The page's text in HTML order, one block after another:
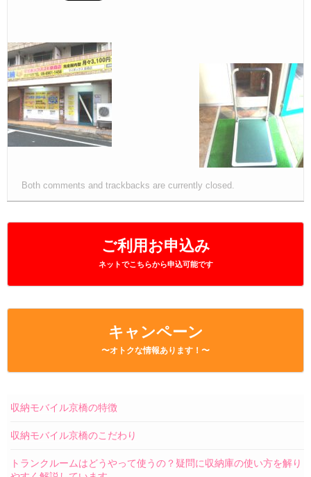
ご利用お申込み
ネットでこちらから申込可能です
キャンペーン
〜オトクな情報あります！〜
収納モバイル京橋の特徴
収納モバイル京橋のこだわり
トランクルームはどうやって使うの？疑問に収納庫の使い方を解り
Both comments and trackbacks are currently closed.